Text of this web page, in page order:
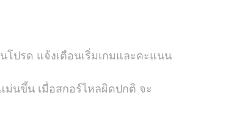
ปรด แจ้งเตือนเริ่มเกมและคะแนน
นขึ้น เมื่อสกอร์ไหลผิดปกติ จะ